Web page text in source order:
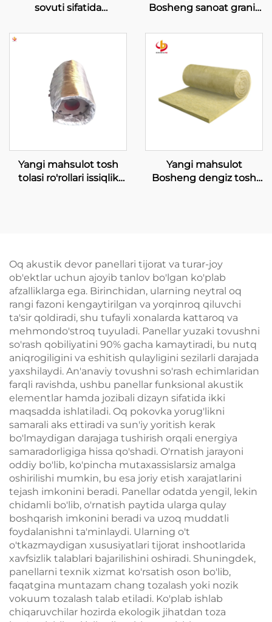
sovuti sifatida
tosh poydevori fol'ga
Bosheng sanoat granit
granit paxta rezinaviy
bog'lovchi moddali
granit paxta bloklari
Qurilish materiallari
Yangi mahsulot tosh
tolasi ro'rollari issiqlik
Yangi mahsulot
Bosheng dengiz tosh
tosh poydevori
aylancasi
Oq akustik devor panellari tijorat va turar-joy
ob'ektlar uchun ajoyib tanlov bo'lgan ko'plab
afzalliklarga ega. Birinchidan, ularning neytral oq
rangi fazoni kengaytirilgan va yorqinroq qiluvchi
ta'sir qoldiradi, shu tufayli xonalarda kattaroq va
mehmondo'stroq tuyuladi. Panellar yuzaki tovushni
so'rash qobiliyatini 90% gacha kamaytiradi, bu nutq
aniqrogiligini va eshitish qulayligini sezilarli darajada
yaxshilaydi. An'anaviy tovushni so'rash echimlaridan
farqli ravishda, ushbu panellar funksional akustik
elementlar hamda jozibali dizayn sifatida ikki
maqsadda ishlatiladi. Oq pokovka yorug'likni
samarali aks ettiradi va sun'iy yoritish kerak
bo'lmaydigan darajaga tushirish orqali energiya
samaradorligiga hissa qo'shadi. O'rnatish jarayoni
oddiy bo'lib, ko'pincha mutaxassislarsiz amalga
oshirilishi mumkin, bu esa joriy etish xarajatlarini
tejash imkonini beradi. Panellar odatda yengil, lekin
chidamli bo'lib, o'rnatish paytida ularga qulay
boshqarish imkonini beradi va uzoq muddatli
foydalanishni ta'minlaydi. Ularning o't
o'tkazmaydigan xususiyatlari tijorat inshootlarida
xavfsizlik talablari bajarilishini oshiradi. Shuningdek,
panellarni texnik xizmat ko'rsatish oson bo'lib,
faqatgina muntazam chang tozalash yoki nozik
vokuum tozalash talab etiladi. Ko'plab ishlab
chiqaruvchilar hozirda ekologik jihatdan toza